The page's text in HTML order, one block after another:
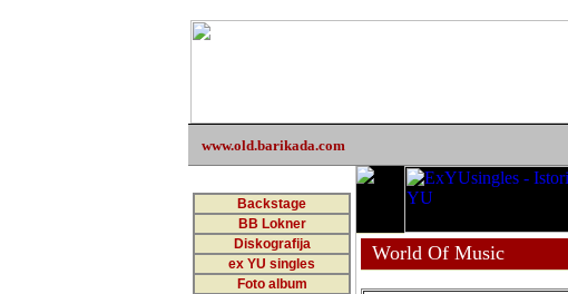
www.old.barikada.com
Backstage
BB Lokner
Diskografija
ex YU singles
Foto album
World Of Music